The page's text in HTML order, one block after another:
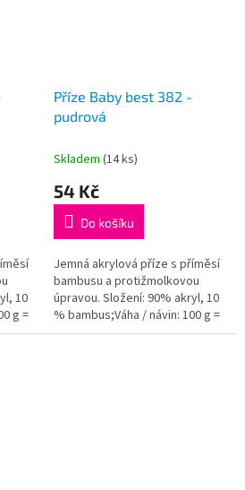
10
g =
Příze Baby best 382 -
pudrová
Skladem (14 ks)
54 Kč
Do košíku
Jemná akrylová příze s příměsí
bambusu a protižmolkovou
úpravou. Složení: 90% akryl, 10
% bambus;Váha / návin: 100 g =
240 m;Doporučená velikost